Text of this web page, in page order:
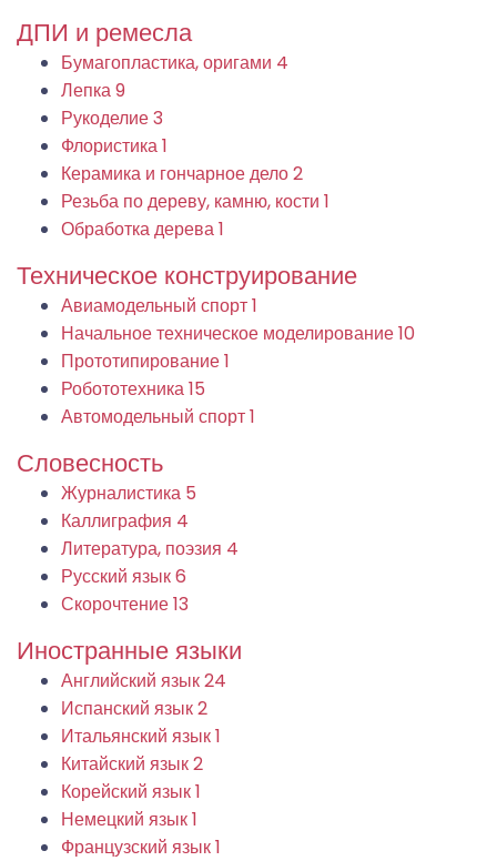
ДПИ и ремесла
Бумагопластика, оригами 4
Лепка9
Рукоделие3
Флористика1
Керамика и гончарное дело2
Резьба по дереву, камню, кости 1
Обработка дерева1
Техническое конструирование
Авиамодельный спорт1
Начальное техническое моделирование10
Прототипирование1
Робототехника15
Автомодельный спорт1
Словесность
Журналистика 5
Каллиграфия 4
Литература, поэзия 4
Русский язык6
Скорочтение13
Иностранные языки
Английский язык24
Испанский язык2
Итальянский язык1
Китайский язык2
Корейский язык1
Немецкий язык1
Французский язык1